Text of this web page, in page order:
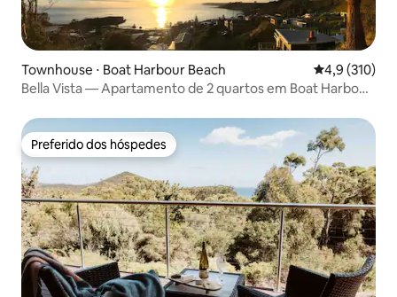
Townhouse ⋅ Boat Harbour Beach 4,9 de uma
4,9 (310)
Bella Vista — Apartamento de 2 quartos em Boat Harbour
Preferido dos hóspedes
Preferido dos hóspedes